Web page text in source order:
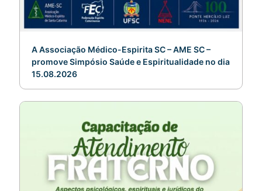
A Associação Médico-Espirita SC – AME SC –
promove Simpósio Saúde e Espiritualidade no dia
15.08.2026